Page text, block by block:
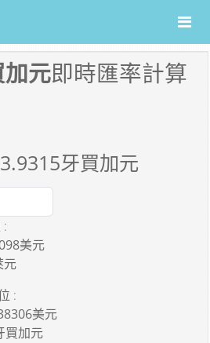
元即時匯率計算
牙買加元
:
美元
元
:
美元
買加元